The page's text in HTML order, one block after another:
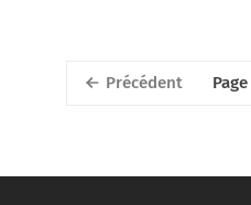
Précédent